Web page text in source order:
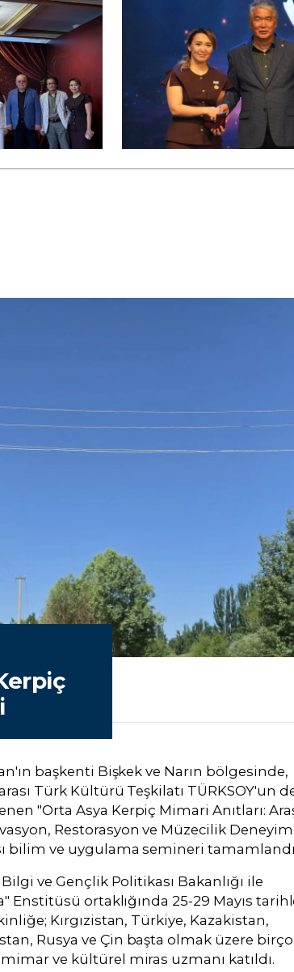
başkenti Bişkek ve Narın bölgesinde,
Türk Kültürü Teşkilatı TÜRKSOY'un
"Orta Asya Kerpiç Mimari Anıtları:
Restorasyon ve Müzecilik
bilim ve uygulama semineri
ve Gençlik Politikası Bakanlığı ile
Enstitüsü ortaklığında 25-29 Mayıs
Kırgızistan, Türkiye, Kazakistan,
Rusya ve Çin başta olmak üzere
ve kültürel miras uzmanı katıldı.